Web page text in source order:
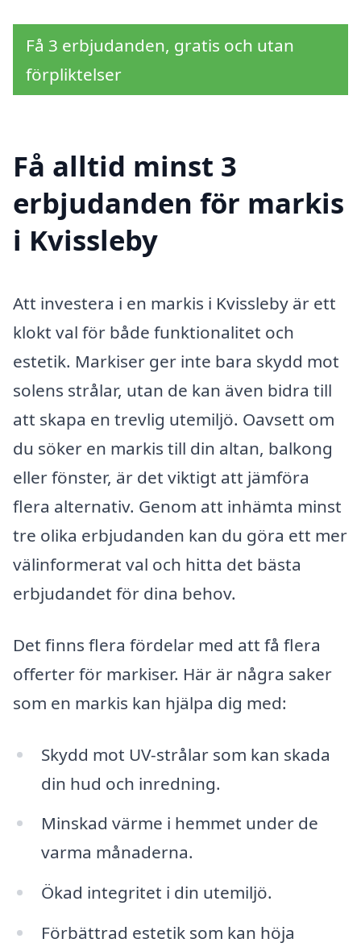
Få 3 erbjudanden, gratis och utan
förpliktelser
Få alltid minst 3
erbjudanden för markis
i Kvissleby
Att investera i en markis i Kvissleby är ett
klokt val för både funktionalitet och
estetik. Markiser ger inte bara skydd mot
solens strålar, utan de kan även bidra till
att skapa en trevlig utemiljö. Oavsett om
du söker en markis till din altan, balkong
eller fönster, är det viktigt att jämföra
flera alternativ. Genom att inhämta minst
tre olika erbjudanden kan du göra ett mer
välinformerat val och hitta det bästa
erbjudandet för dina behov.
Det finns flera fördelar med att få flera
offerter för markiser. Här är några saker
som en markis kan hjälpa dig med:
Skydd mot UV-strålar som kan skada
din hud och inredning.
Minskad värme i hemmet under de
varma månaderna.
Ökad integritet i din utemiljö.
Förbättrad estetik som kan höja